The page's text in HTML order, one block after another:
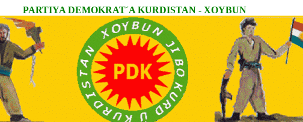
PARTIYA DEMOKRAT´A KURDISTAN - XOYBUN